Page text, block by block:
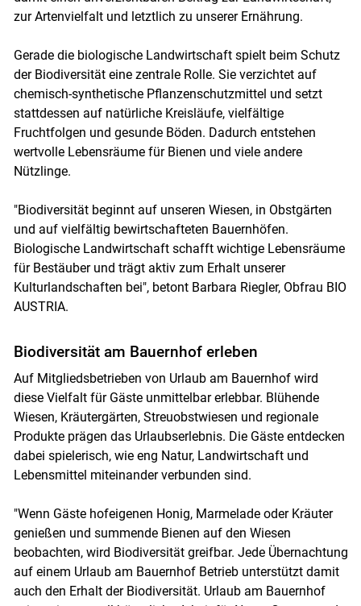
Skip to main content
zur Artenvielfalt und letztlich zu unserer Ernährung.
Gerade die biologische Landwirtschaft spielt beim Schutz
der Biodiversität eine zentrale Rolle. Sie verzichtet auf
chemisch-synthetische Pflanzenschutzmittel und setzt
stattdessen auf natürliche Kreisläufe, vielfältige
Fruchtfolgen und gesunde Böden. Dadurch entstehen
wertvolle Lebensräume für Bienen und viele andere
Nützlinge.
"Biodiversität beginnt auf unseren Wiesen, in Obstgärten
und auf vielfältig bewirtschafteten Bauernhöfen.
Biologische Landwirtschaft schafft wichtige Lebensräume
für Bestäuber und trägt aktiv zum Erhalt unserer
Kulturlandschaften bei", betont Barbara Riegler, Obfrau BIO
AUSTRIA.
Biodiversität am Bauernhof erleben
Auf Mitgliedsbetrieben von Urlaub am Bauernhof wird
diese Vielfalt für Gäste unmittelbar erlebbar. Blühende
Wiesen, Kräutergärten, Streuobstwiesen und regionale
Produkte prägen das Urlaubserlebnis. Die Gäste entdecken
dabei spielerisch, wie eng Natur, Landwirtschaft und
Lebensmittel miteinander verbunden sind.
"Wenn Gäste hofeigenen Honig, Marmelade oder Kräuter
genießen und summende Bienen auf den Wiesen
beobachten, wird Biodiversität greifbar. Jede Übernachtung
auf einem Urlaub am Bauernhof Betrieb unterstützt damit
auch den Erhalt der Biodiversität. Urlaub am Bauernhof